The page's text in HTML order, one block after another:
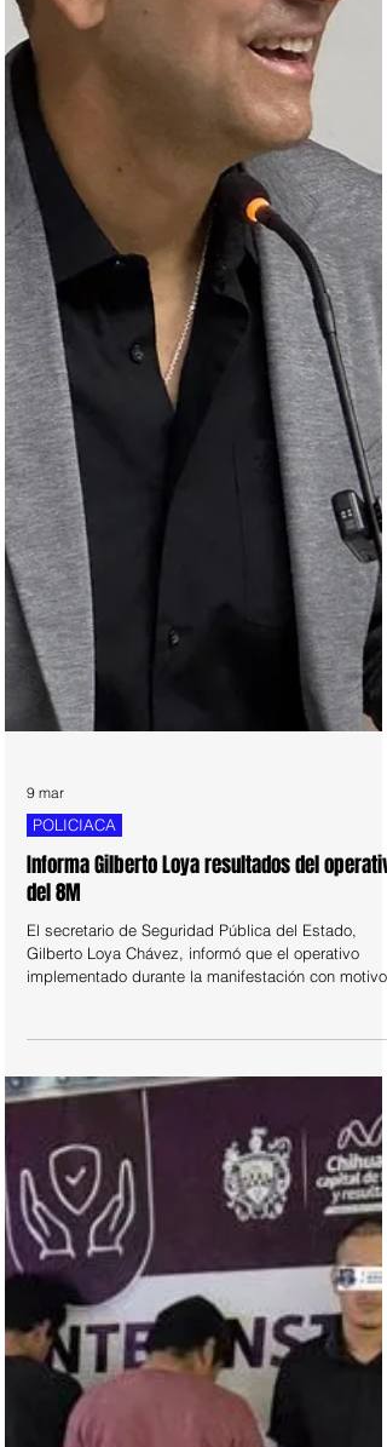
9 mar
POLICIACA
El secretario de Seguridad Pública del Estado,
Gilberto Loya Chávez, informó que el operativo
implementado durante la manifestación con motivo
del Día Internacional de la Mujer concluyó de
satisfactoria con saldo blanco en Chihuahua.